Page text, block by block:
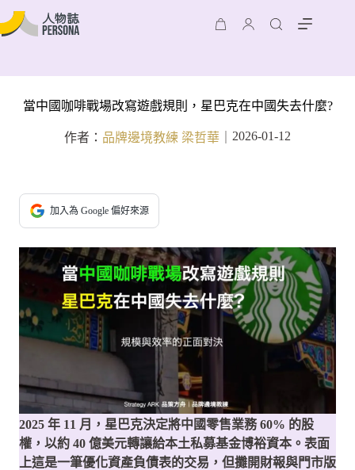
當中國咖啡戰場改寫遊戲規則，星巴克在中國失去什麼?
作者： 品牌邊境教練 梁哲華 2026-01-12
加入為 Google 偏好來源
2025 年 11 月，星巴克決定將中國零售業務 60% 的股
權，以約 40 億美元轉讓給本土私募基金博裕資本。表面
上這是一筆優化資產負債表的交易，但攤開財報與門市版